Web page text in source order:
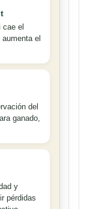
el
el
del
ganado,
y
pérdidas